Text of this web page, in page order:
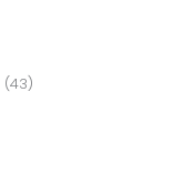
(43)